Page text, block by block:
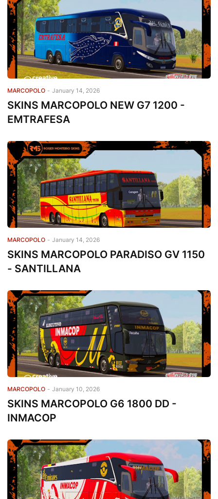
MARCOPOLO - January 14, 2026
SKINS MARCOPOLO NEW G7 1200 -
EMTRAFESA
MARCOPOLO - January 14, 2026
SKINS MARCOPOLO PARADISO GV 1150
- SANTILLANA
MARCOPOLO - January 10, 2026
SKINS MARCOPOLO G6 1800 DD -
INMACOP